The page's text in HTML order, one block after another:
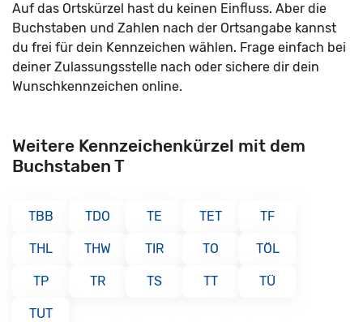
Auf das Ortskürzel hast du keinen Einfluss. Aber die
Buchstaben und Zahlen nach der Ortsangabe kannst
du frei für dein Kennzeichen wählen. Frage einfach bei
deiner Zulassungsstelle nach oder sichere dir dein
Wunschkennzeichen online.
Weitere Kennzeichenkürzel mit dem
Buchstaben T
TBB TDO TE TET TF
THL THW TIR TO TÖL
TP TR TS TT TÜ
TUT